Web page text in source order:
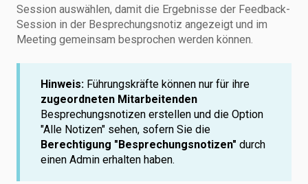
Session auswählen, damit die Ergebnisse der Feedback-
Session in der Besprechungsnotiz angezeigt und im
Meeting gemeinsam besprochen werden können.
Hinweis: Führungskräfte können nur für ihre
zugeordneten Mitarbeitenden
Besprechungsnotizen erstellen und die Option
"Alle Notizen" sehen, sofern Sie die
Berechtigung "Besprechungsnotizen" durch
einen Admin erhalten haben.